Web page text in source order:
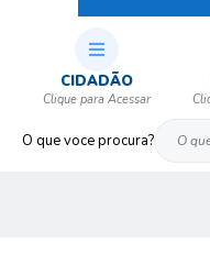
O que voce procura?
CIDADÃO